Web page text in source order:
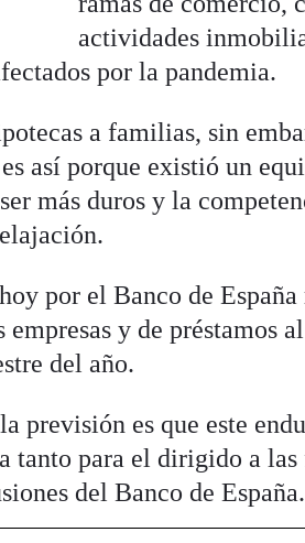
actividades
por la pandemia.
a familias, sin
así porque existió un
más duros y la
por el Banco de
y de préstamos
del año.
previsión es que este
tanto para el dirigido a
del Banco de España.